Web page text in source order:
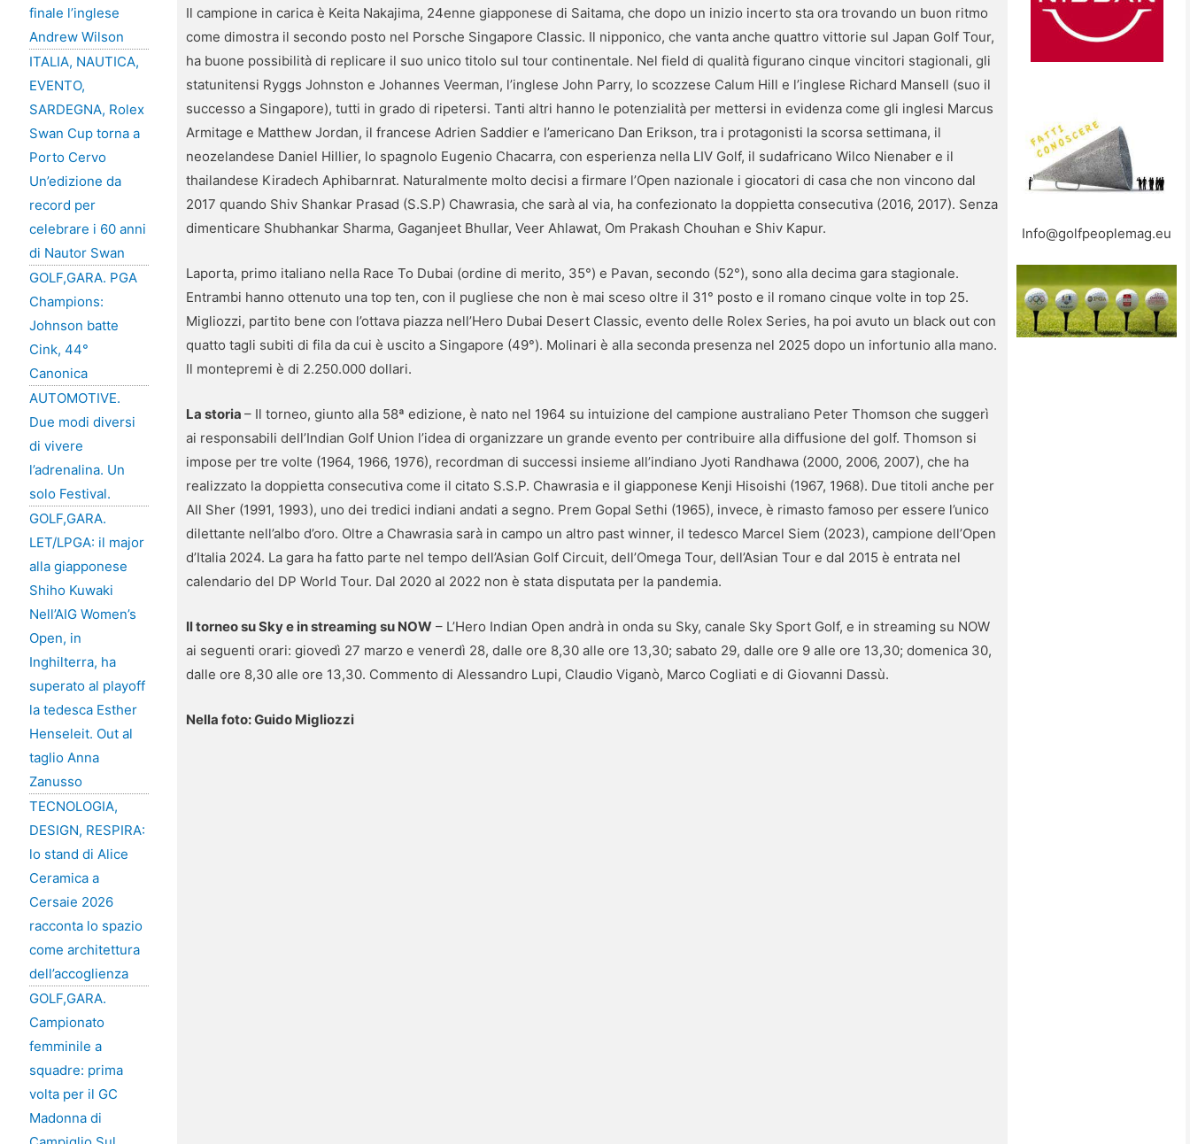
finale l’inglese
Andrew Wilson
ITALIA, NAUTICA,
EVENTO,
SARDEGNA, Rolex
Swan Cup torna a
Porto Cervo
Un’edizione da
record per
celebrare i 60 anni
di Nautor Swan
GOLF,GARA. PGA
Champions:
Johnson batte
Cink, 44°
Canonica
AUTOMOTIVE.
Due modi diversi
di vivere
l’adrenalina. Un
solo Festival.
GOLF,GARA.
LET/LPGA: il major
alla giapponese
Shiho Kuwaki
Nell’AIG Women’s
Open, in
Inghilterra, ha
superato al playoff
la tedesca Esther
Henseleit. Out al
taglio Anna
Zanusso
TECNOLOGIA,
DESIGN, RESPIRA:
lo stand di Alice
Ceramica a
Cersaie 2026
racconta lo spazio
come architettura
dell’accoglienza
GOLF,GARA.
Campionato
femminile a
squadre: prima
volta per il GC
Madonna di
Il campione in carica è Keita Nakajima, 24enne giapponese di Saitama, che dopo un inizio incerto sta ora trovando un buon ritmo
come dimostra il secondo posto nel Porsche Singapore Classic. Il nipponico, che vanta anche quattro vittorie sul Japan Golf Tour,
ha buone possibilità di replicare il suo unico titolo sul tour continentale. Nel field di qualità figurano cinque vincitori stagionali, gli
statunitensi Ryggs Johnston e Johannes Veerman, l’inglese John Parry, lo scozzese Calum Hill e l’inglese Richard Mansell (suo il
successo a Singapore), tutti in grado di ripetersi. Tanti altri hanno le potenzialità per mettersi in evidenza come gli inglesi Marcus
Armitage e Matthew Jordan, il francese Adrien Saddier e l’americano Dan Erikson, tra i protagonisti la scorsa settimana, il
neozelandese Daniel Hillier, lo spagnolo Eugenio Chacarra, con esperienza nella LIV Golf, il sudafricano Wilco Nienaber e il
thailandese Kiradech Aphibarnrat. Naturalmente molto decisi a firmare l’Open nazionale i giocatori di casa che non vincono dal
2017 quando Shiv Shankar Prasad (S.S.P) Chawrasia, che sarà al via, ha confezionato la doppietta consecutiva (2016, 2017). Senza
dimenticare Shubhankar Sharma, Gaganjeet Bhullar, Veer Ahlawat, Om Prakash Chouhan e Shiv Kapur.
Laporta, primo italiano nella Race To Dubai (ordine di merito, 35°) e Pavan, secondo (52°), sono alla decima gara stagionale.
Entrambi hanno ottenuto una top ten, con il pugliese che non è mai sceso oltre il 31° posto e il romano cinque volte in top 25.
Migliozzi, partito bene con l’ottava piazza nell’Hero Dubai Desert Classic, evento delle Rolex Series, ha poi avuto un black out con
quatto tagli subiti di fila da cui è uscito a Singapore (49°). Molinari è alla seconda presenza nel 2025 dopo un infortunio alla mano.
Il montepremi è di 2.250.000 dollari.
La storia– Il torneo, giunto alla 58ª edizione, è nato nel 1964 su intuizione del campione australiano Peter Thomson che suggerì
ai responsabili dell’Indian Golf Union l’idea di organizzare un grande evento per contribuire alla diffusione del golf. Thomson si
impose per tre volte (1964, 1966, 1976), recordman di successi insieme all’indiano Jyoti Randhawa (2000, 2006, 2007), che ha
realizzato la doppietta consecutiva come il citato S.S.P. Chawrasia e il giapponese Kenji Hisoishi (1967, 1968). Due titoli anche per
All Sher (1991, 1993), uno dei tredici indiani andati a segno. Prem Gopal Sethi (1965), invece, è rimasto famoso per essere l’unico
dilettante nell’albo d’oro. Oltre a Chawrasia sarà in campo un altro past winner, il tedesco Marcel Siem (2023), campione dell’Open
d’Italia 2024. La gara ha fatto parte nel tempo dell’Asian Golf Circuit, dell’Omega Tour, dell’Asian Tour e dal 2015 è entrata nel
calendario del DP World Tour. Dal 2020 al 2022 non è stata disputata per la pandemia.
Il torneo su Sky e in streaming su NOW – L’Hero Indian Open andrà in onda su Sky, canale Sky Sport Golf, e in streaming su NOW
ai seguenti orari: giovedì 27 marzo e venerdì 28, dalle ore 8,30 alle ore 13,30; sabato 29, dalle ore 9 alle ore 13,30; domenica 30,
dalle ore 8,30 alle ore 13,30. Commento di Alessandro Lupi, Claudio Viganò, Marco Cogliati e di Giovanni Dassù.
Nella foto: Guido Migliozzi
Info@golfpeoplemag.eu